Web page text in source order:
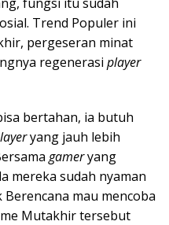
Trend Populer ini
pergeseran minat
regenerasi player
bertahan, ia butuh
yang jauh lebih
gameryang
mereka sudah nyaman
mau mencoba
Mutakhir tersebut